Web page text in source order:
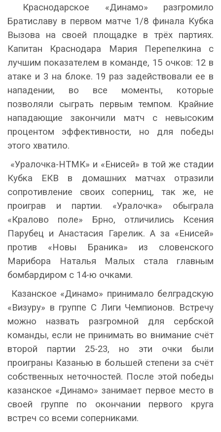
Краснодарское «Динамо» разгромило
Братиславу в первом матче 1/8 финала Кубка
Вызова на своей площадке в трёх партиях.
Капитан Краснодара Мария Перепелкина с
лучшим показателем в команде, 15 очков: 12 в
атаке и 3 на блоке. 19 раз задействовали ее в
нападении, во все моменты, которые
позволяли сыграть первым темпом. Крайние
нападающие закончили матч с невысоким
процентом эффективности, но для победы
этого хватило.
«Уралочка-НТМК» и «Енисей» в той же стадии
Кубка ЕКВ в домашних матчах отразили
сопротивление своих соперниц, так же, не
проиграв и партии. «Уралочка» обыграла
«Кралово поле» Брно, отличились Ксения
Парубец и Анастасия Гарелик. А за «Енисей»
против «Новы Браника» из словенского
Марибора Наталья Малых стала главным
бомбардиром с 14-ю очками.
Казанское «Динамо» принимало белградскую
«Визуру» в группе С Лиги Чемпионов. Встречу
можно назвать разгромной для сербской
команды, если не принимать во внимание счёт
второй партии 25-23, но эти очки были
проиграны Казанью в большей степени за счёт
собственных неточностей. После этой победы
казанское «Динамо» занимает первое место в
своей группе по окончании первого круга
встреч со всеми соперниками.